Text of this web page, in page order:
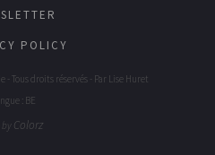
POLICY
- Tous droits réservés - Par Lise Huret
: BE
by Colorz